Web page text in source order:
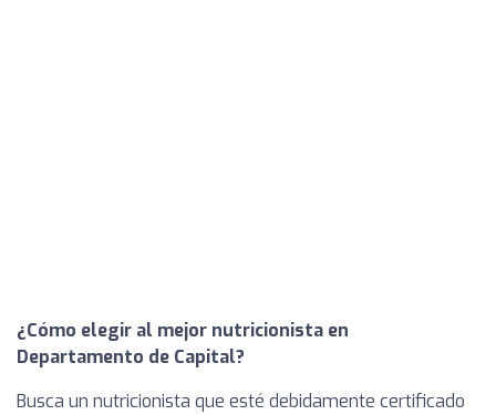
¿Cómo elegir al mejor nutricionista en
Departamento de Capital?
Busca un nutricionista que esté debidamente certificado